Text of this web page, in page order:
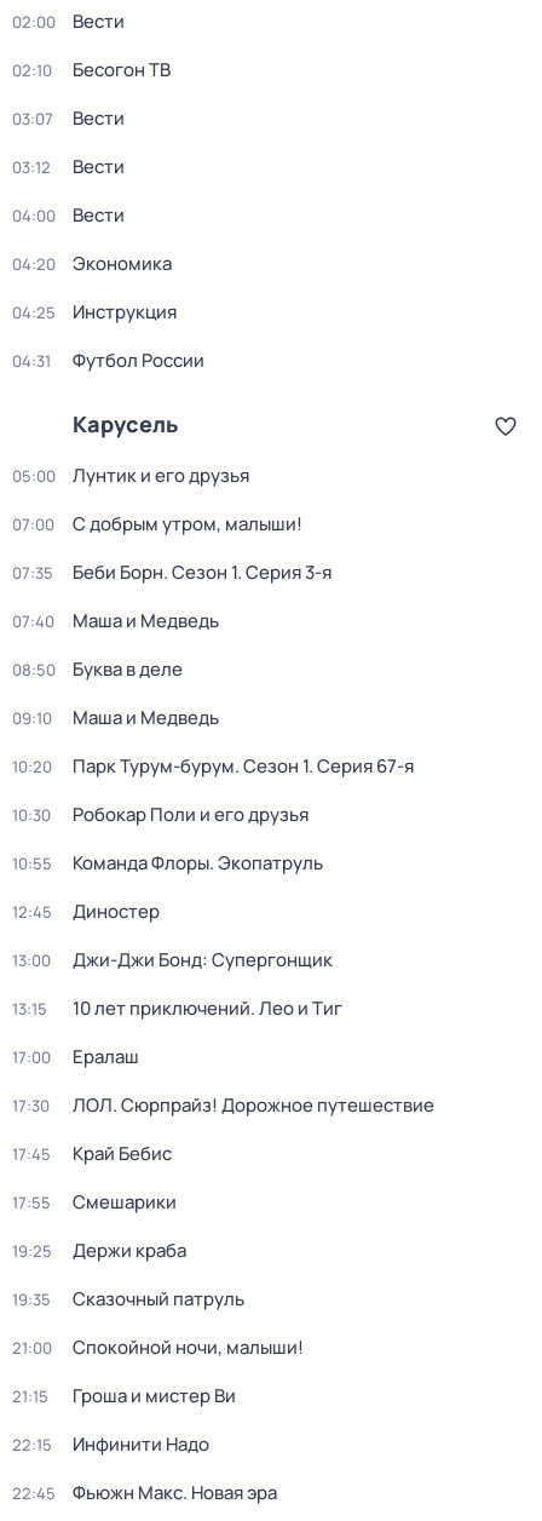
02:00 Вести
02:10 Бесогон ТВ
03:07 Вести
03:12 Вести
04:00 Вести
04:20 Экономика
04:25 Инструкция
04:31 Футбол России
Карусель
05:00 Лунтик и его друзья
07:00 С добрым утром, малыши!
07:35 Беби Борн. Сезон 1. Серия 3-я
07:40 Маша и Медведь
08:50 Буква в деле
09:10 Маша и Медведь
10:20 Парк Турум-бурум. Сезон 1. Серия 67-я
10:30 Робокар Поли и его друзья
10:55 Команда Флоры. Экопатруль
12:45 Диностер
13:00 Джи-Джи Бонд: Супергонщик
13:15 10 лет приключений. Лео и Тиг
17:00 Ералаш
17:30 ЛОЛ. Сюрпрайз! Дорожное путешествие
17:45 Край Бебис
17:55 Смешарики
19:25 Держи краба
19:35 Сказочный патруль
21:00 Спокойной ночи, малыши!
21:15 Гроша и мистер Ви
22:15 Инфинити Надо
22:45 Фьюжн Макс. Новая эра